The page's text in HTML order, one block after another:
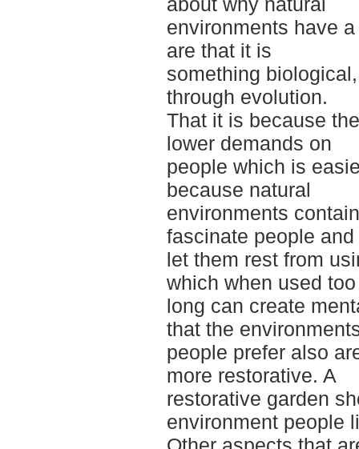
environments have
are that it is
something
through evolution.
That it is because
lower demands on
people which is
because natural
environments
fascinate people and
let them rest from
which when used too
long can create
that the
people prefer also
more restorative. A
restorative garden
environment people